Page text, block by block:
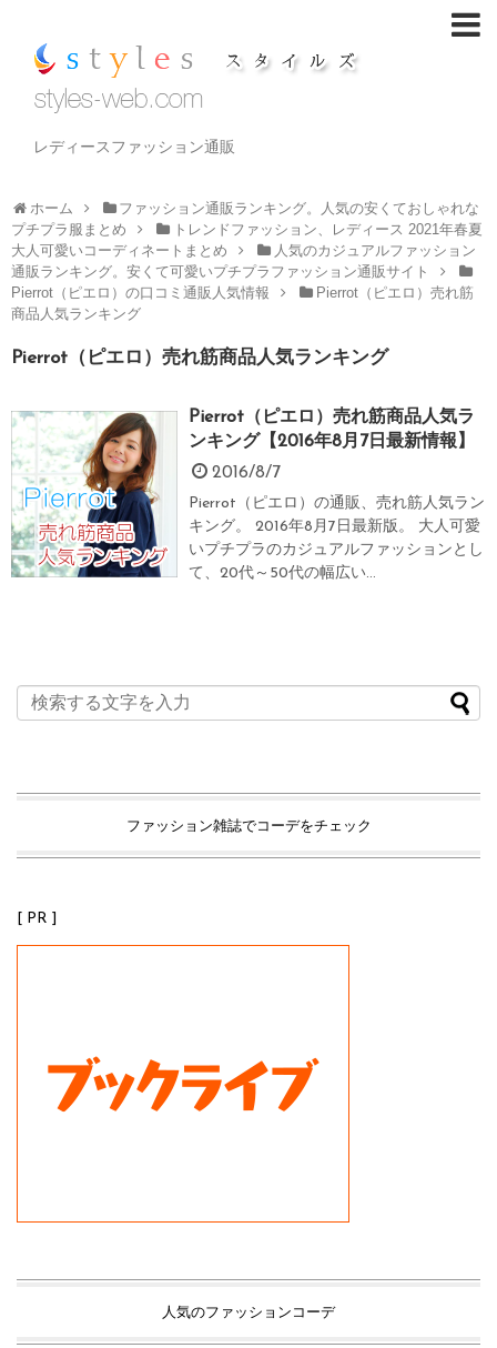
レディースファッション通販
ホーム
ファッション通販ランキング。人気の安くておしゃれな
プチプラ服まとめ
トレンドファッション、レディース 2021年春夏
大人可愛いコーディネートまとめ
人気のカジュアルファッション
通販ランキング。安くて可愛いプチプラファッション通販サイト
Pierrot（ピエロ）の口コミ通販人気情報
Pierrot（ピエロ）売れ筋
商品人気ランキング
Pierrot（ピエロ）売れ筋商品人気ランキング
Pierrot（ピエロ）売れ筋商品人気ラ
ンキング【2016年8月7日最新情報】
2016/8/7
Pierrot（ピエロ）の通販、売れ筋人気ラン
キング。 2016年8月7日最新版。 大人可愛
いプチプラのカジュアルファッションとし
て、20代～50代の幅広い...
ファッション雑誌でコーデをチェック
[ PR ]
人気のファッションコーデ